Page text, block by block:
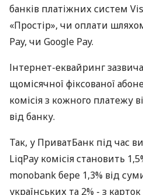
банків платіжних систем
«Простір», чи оплати
Pay, чи Google Pay.
Інтернет-еквайринг
щомісячної фіксованої
комісія з кожного платежу
від банку.
Так, у ПриватБанк під час
LiqPay комісія становить
monobank бере 1,3% від
українських та 2% - з